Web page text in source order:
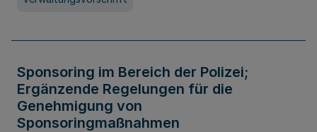
Sponsoring im Bereich der Polizei;
Ergänzende Regelungen für die
Genehmigung von
Sponsoringmaßnahmen